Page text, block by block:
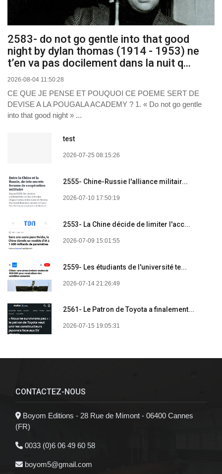
2583- do not go gentle into that good
night by dylan thomas (1914 - 1953) ne
t’en va pas docilement dans la nuit q...
2026-08-04 11:50:28
CE QUE JE PENSE ET POUQUOI CE POEME SERT DE
DEVISE A LA POUGALA ACADEMY ? 1. « Do not go gentle
into that good night » ...
test
2026-07-25 08:15:26
2555- Chine-Russie l'alliance militair...
2026-07-10 17:50:19
2553- La Chine décide de limiter l'acc...
2026-07-09 15:01:55
2559- Les étudiants de l'université te...
2026-07-14 21:26:49
2561- Le Patron de Toyota a finalement...
2026-07-15 19:05:31
CONTACTEZ-NOUS
Boyom Editions - 28 Rue de Mimont - 06400 Cannes
(FR)
0033 (0)6 06 49 60 58
boyom5@gmail.com